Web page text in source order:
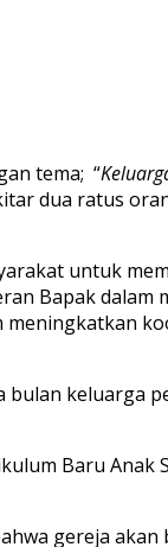
tema; “
dua ratus
untuk
Bapak dalam
meningkatkan
bulan keluarga
Baru Anak
gereja akan